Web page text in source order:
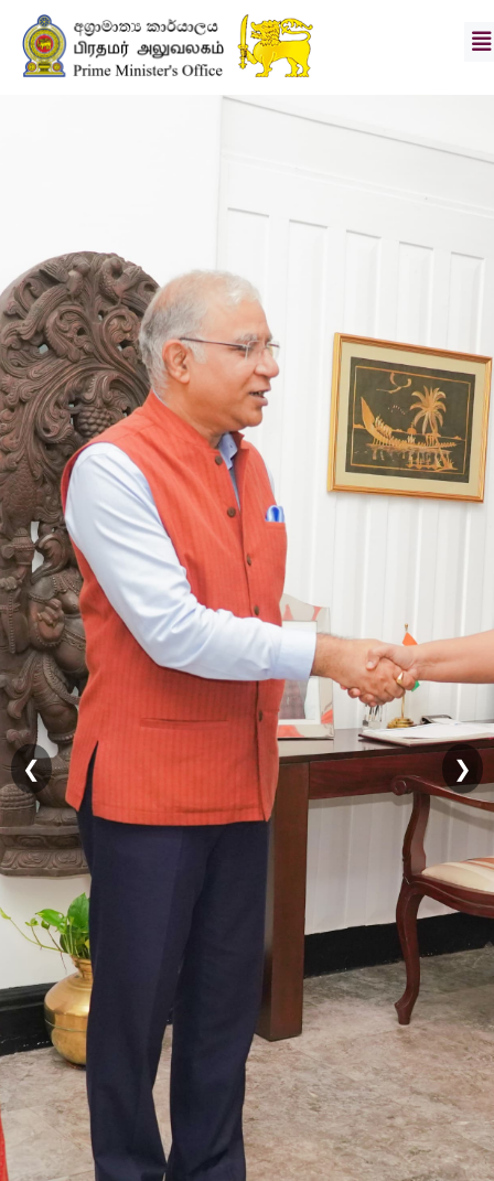
මෙහෙවර
පුවත්
ඡායාරූප
පෙළ
අංශ
බාගතකිරීම්
ඇමතුම්
විස්තර
මහජන
දුක්ගැනවිලි
තොරතුරු
දැනගැනීමේ
අයිතිය
නිති
අසන
පැණ
ආයතනික
ව්‍යුහය
සිරිමතිපාය
අරලියගහ
මන්දිරය
தமிழ்
English
❮ ❯